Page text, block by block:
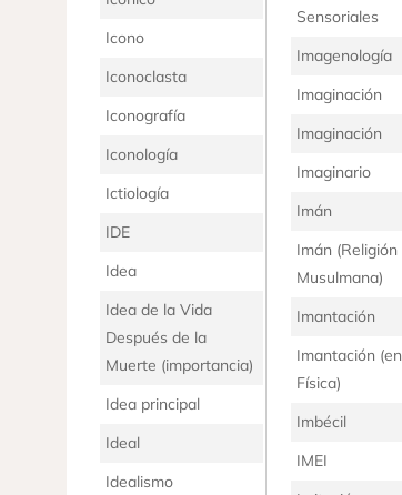
Icono
Iconoclasta
Iconografía
Iconología
Ictiología
IDE
Idea
Idea de la Vida
Después de la
Muerte (importancia)
Idea principal
Ideal
Idealismo
Sensoriales
Imagenología
Imaginación
Imaginación
Imaginario
Imán
Imán (Religión
Musulmana)
Imantación
Imantación (en
Física)
Imbécil
IMEI